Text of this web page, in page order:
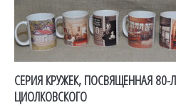
СЕРИЯ КРУЖЕК, ПОСВЯЩЕННАЯ
ЦИОЛКОВСКОГО